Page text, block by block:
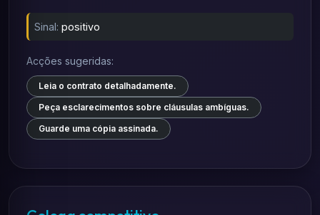
Sinal: positivo
Acções sugeridas:
Leia o contrato detalhadamente.
Peça esclarecimentos sobre cláusulas ambíguas.
Guarde uma cópia assinada.